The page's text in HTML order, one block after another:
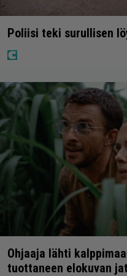
Poliisi teki surullisen
Ohjaaja lähti
tuottaneen elokuvan